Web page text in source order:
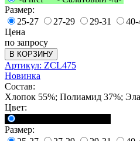
Размер:
25-27
27-29 29-31
40-
Цена
по запросу
В КОРЗИНУ
Артикул: ZCL475
Новинка
Состав:
Хлопок 55%; Полиамид 37%;
Цвет:
Размер: